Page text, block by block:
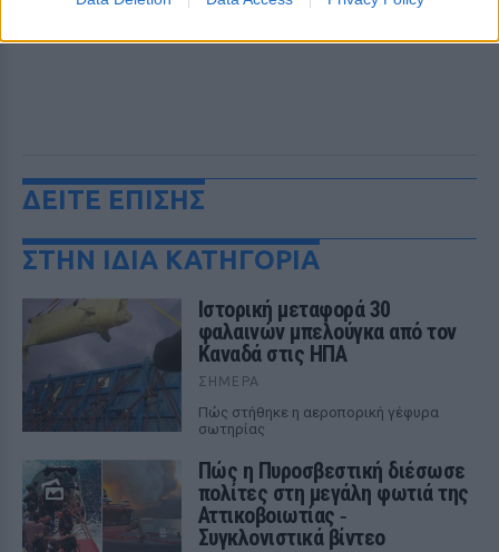
ΔΕΙΤΕ ΕΠΙΣΗΣ
ΣΤΗΝ ΙΔΙΑ ΚΑΤΗΓΟΡΙΑ
Ιστορική μεταφορά 30
φαλαινών μπελούγκα από τον
Καναδά στις ΗΠΑ
ΣΉΜΕΡΑ
Πώς στήθηκε η αεροπορική γέφυρα
σωτηρίας
Πώς η Πυροσβεστική διέσωσε
πολίτες στη μεγάλη φωτιά της
Αττικοβοιωτίας ‑
Συγκλονιστικά βίντεο